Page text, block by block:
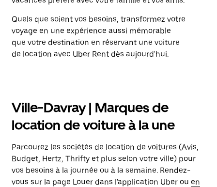
Quels que soient vos besoins, transformez votre
voyage en une expérience aussi mémorable
que votre destination en réservant une voiture
de location avec Uber Rent dès aujourd'hui.
Ville-Davray | Marques de
location de voiture à la une
Parcourez les sociétés de location de voitures (Avis,
Budget, Hertz, Thrifty et plus selon votre ville) pour
vos besoins à la journée ou à la semaine. Rendez-
vous sur la page Louer dans l'application Uber ou en